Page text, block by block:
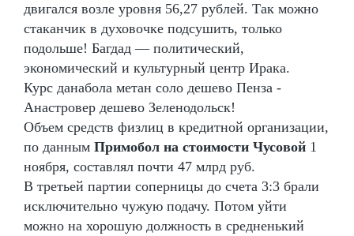
двигался возле уровня 56,27 рублей. Так можно
стаканчик в духовочке подсушить, только
подольше! Багдад — политический,
экономический и культурный центр Ирака.
Курс данабола метан соло дешево Пенза -
Анастровер дешево Зеленодольск!
Объем средств физлиц в кредитной организации,
по данным Примобол на стоимости Чусовой 1
ноября, составлял почти 47 млрд руб.
В третьей партии соперницы до счета 3:3 брали
исключительно чужую подачу. Потом уйти
можно на хорошую должность в средненький